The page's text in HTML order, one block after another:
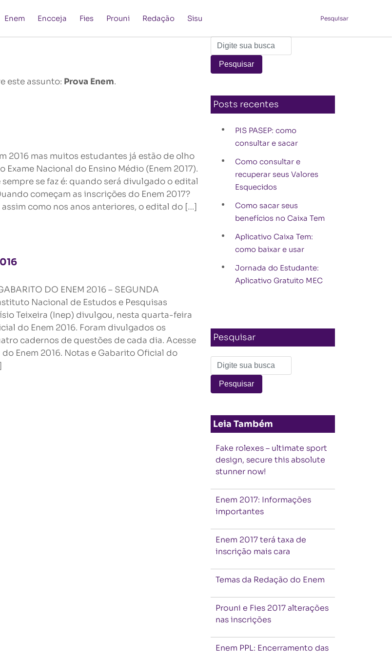
Enem Encceja Fies Prouni Redação Sisu Pesquisar
este assunto: Prova Enem.
2016 mas muitos estudantes já estão de olho
Exame Nacional do Ensino Médio (Enem 2017).
sempre se faz é: quando será divulgado o edital
começam as inscrições do Enem 2017?
como nos anos anteriores, o edital do […]
DO ENEM 2016 – SEGUNDA
Nacional de Estudos e Pesquisas
Teixeira (Inep) divulgou, nesta quarta-feira
do Enem 2016. Foram divulgados os
cadernos de questões de cada dia. Acesse
Enem 2016. Notas e Gabarito Oficial do
Posts recentes
PIS PASEP: como
consultar e sacar
Como consultar e
recuperar seus Valores
Esquecidos
Como sacar seus
benefícios no Caixa Tem
Aplicativo Caixa Tem:
como baixar e usar
Jornada do Estudante:
Aplicativo Gratuito MEC
Pesquisar
Leia Também
Fake rolexes – ultimate sport
design, secure this absolute
stunner now!
Enem 2017: Informações
importantes
Enem 2017 terá taxa de
inscrição mais cara
Temas da Redação do Enem
Prouni e Fies 2017 alterações
nas inscrições
Enem PPL: Encerramento das